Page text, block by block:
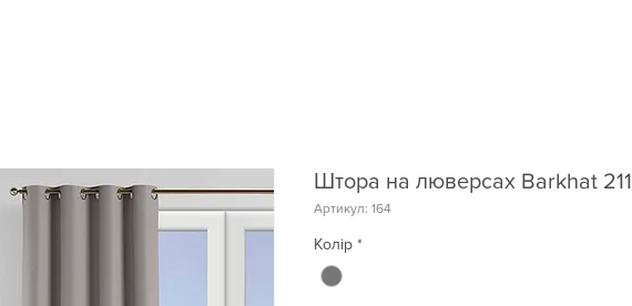
Штора на люверсах Barkhat 211
Артикул: 164
Колір *